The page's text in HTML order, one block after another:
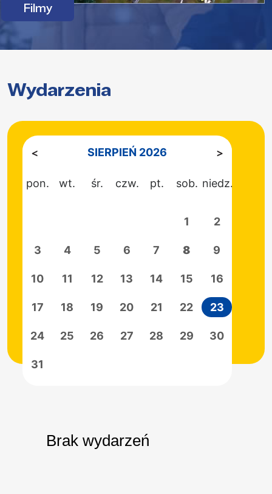
Filmy
Wydarzenia
SIERPIEŃ 2026
pon. wt. śr. czw. pt. sob. niedz.
1 2
3 4 5 6 7 8 9
10 11 12 13 14 15 16
17 18 19 20 21 22 23
24 25 26 27 28 29 30
31
Brak wydarzeń